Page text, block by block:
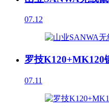
07.12
罗技K120+MK120
07.11